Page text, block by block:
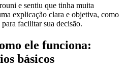
e sentiu que tinha muita
explicação clara e objetiva, como
facilitar sua decisão.
ele funciona:
básicos